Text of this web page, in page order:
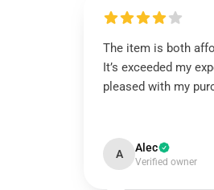
The item is both
It’s exceeded my
pleased with my
A Alec
Verified owner